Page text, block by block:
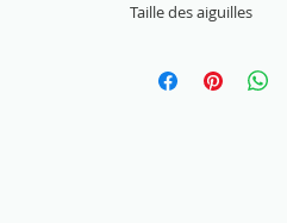
Taille des aiguilles